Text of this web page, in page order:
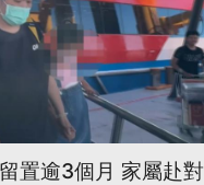
置逾3個月 家屬赴對